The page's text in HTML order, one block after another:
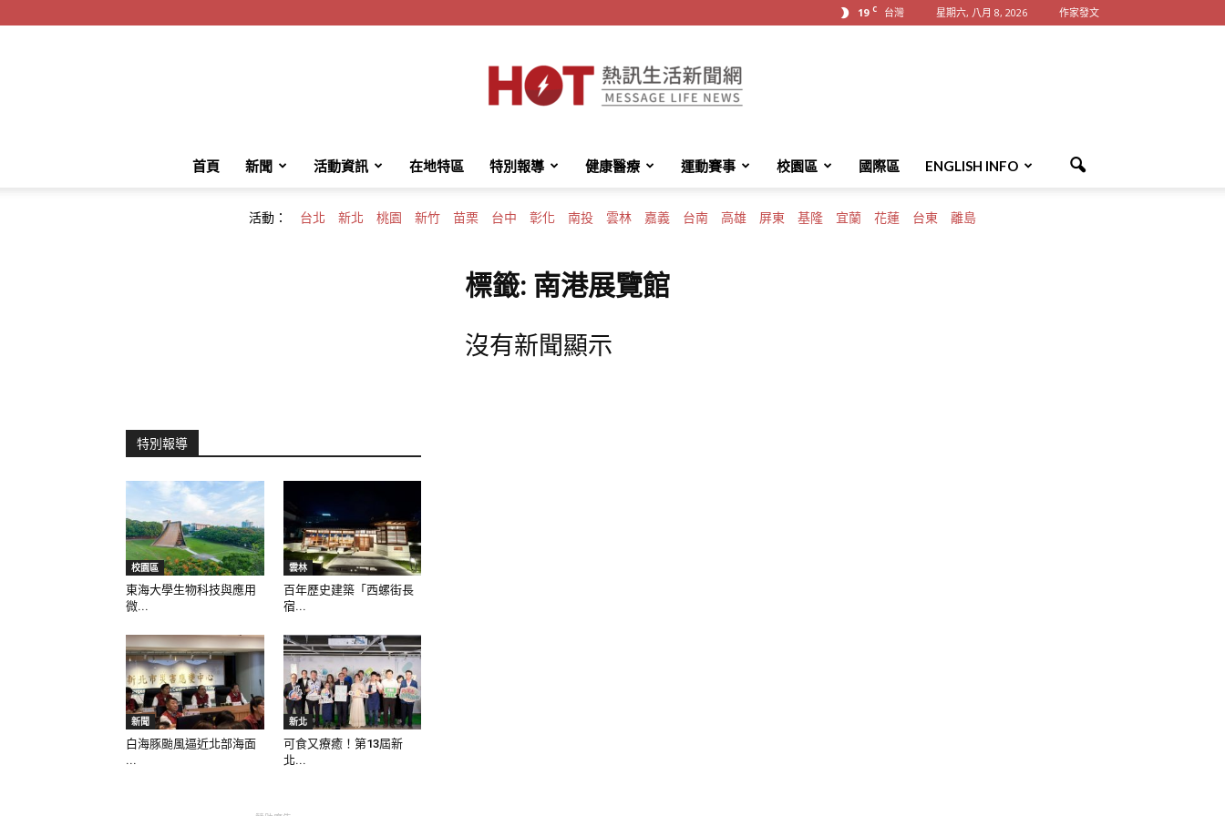
19 C 台灣 星期六, 八月 8, 2026 作家發文
HotMessage
熱
首頁 新聞 活動資訊 在地特區 特別報導 健康醫療 運動賽事 校園區 國際區 ENGLISH INFO
活動： 台北 新北 桃園 新竹 苗栗 台中 彰化 南投 雲林 嘉義 台南 高雄 屏東 基隆 宜蘭 花蓮 台東 離島
標籤: 南港展覽館
沒有新聞顯示
特別報導
校園區
東海大學生物科技與應用
微...
雲林
百年歷史建築「西螺街長
宿...
新聞
白海豚颱風逼近北部海面
...
新北
可食又療癒！第13屆新
北...